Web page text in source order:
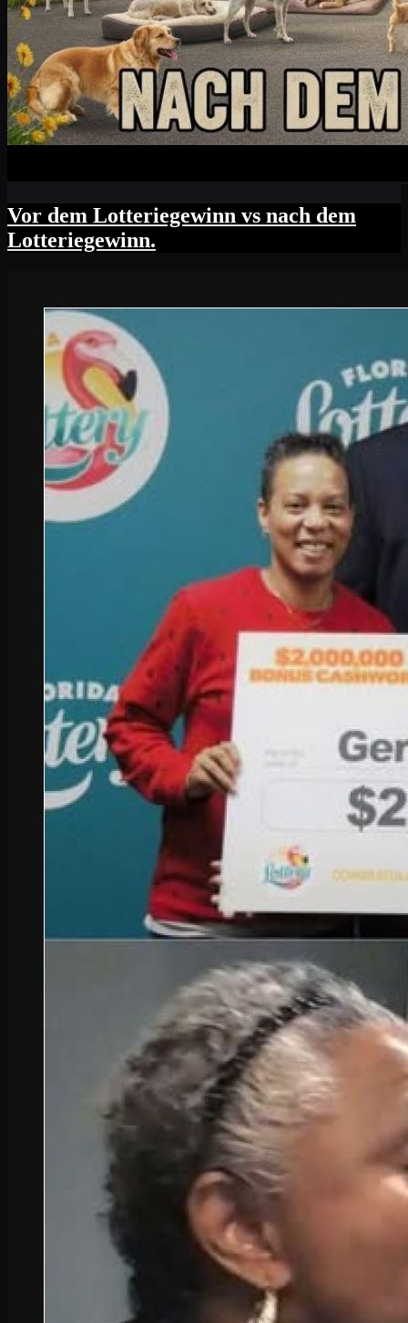
Vor dem Lotteriegewinn vs nach dem
Lotteriegewinn.